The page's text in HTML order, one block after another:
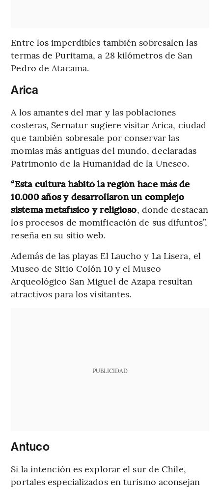
Entre los imperdibles también sobresalen las
termas de Puritama, a 28 kilómetros de San
Pedro de Atacama.
Arica
A los amantes del mar y las poblaciones
costeras, Sernatur sugiere visitar Arica, ciudad
que también sobresale por conservar las
momias más antiguas del mundo, declaradas
Patrimonio de la Humanidad de la Unesco.
“Esta cultura habitó la región hace más de
10.000 años y desarrollaron un complejo
sistema metafísico y religioso, donde destacan
los procesos de momificación de sus difuntos”,
reseña en su sitio web.
Además de las playas El Laucho y La Lisera, el
Museo de Sitio Colón 10 y el Museo
Arqueológico San Miguel de Azapa resultan
atractivos para los visitantes.
PUBLICIDAD
Antuco
Si la intención es explorar el sur de Chile,
portales especializados en turismo aconsejan